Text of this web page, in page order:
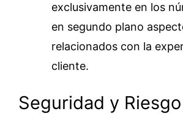
exclusivamente en los
en segundo plano
relacionados con la
cliente.
Seguridad y Riesgo